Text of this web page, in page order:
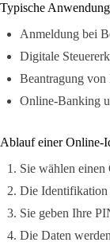
Typische
Anmeldung bei
Digitale
Beantragung von
Online-Banking
Ablauf einer Online-
Sie wählen
Die Identifikation
Sie geben Ihre
Die Daten